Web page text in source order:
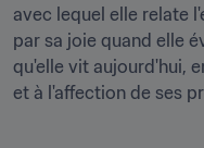
avec lequel elle relate
par sa joie quand elle
qu'elle vit aujourd'hui,
et à l'affection de ses